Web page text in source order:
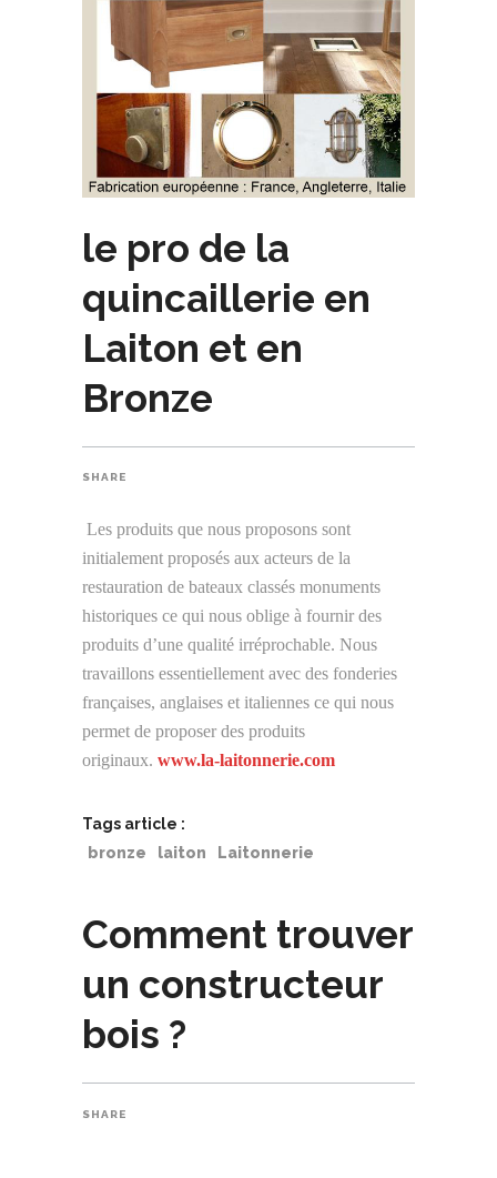
le pro de la
quincaillerie en
Laiton et en
Bronze
SHARE
Les produits que nous proposons sont
initialement proposés aux acteurs de la
restauration de bateaux classés monuments
historiques ce qui nous oblige à fournir des
produits d’une qualité irréprochable. Nous
travaillons essentiellement avec des fonderies
françaises, anglaises et italiennes ce qui nous
permet de proposer des produits
originaux. www.la-laitonnerie.com
Tags article :
bronze
laiton Laitonnerie
Comment trouver
un constructeur
bois ?
SHARE